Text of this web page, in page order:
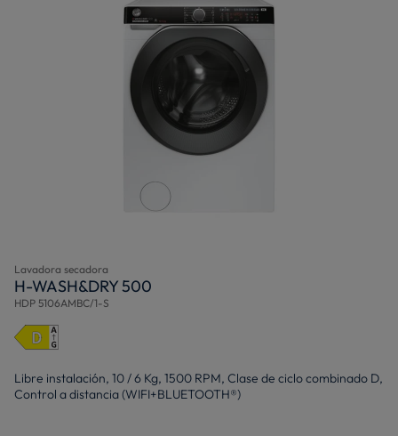
Lavadora secadora
H-WASH&DRY 500
HDP 5106AMBC/1-S
Libre instalación, 10 / 6 Kg, 1500 RPM, Clase de ciclo combinado D,
Control a distancia (WIFI+BLUETOOTH®)